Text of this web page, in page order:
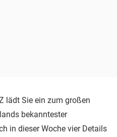
lädt Sie ein zum großen
bekanntester
in dieser Woche vier Details